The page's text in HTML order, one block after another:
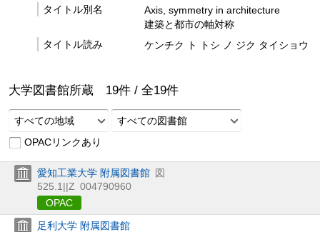
タイトル別名
Axis, symmetry in architecture
建築と都市の軸対称
タイトル読み
ケンチク ト トシ ノ ジク タイショウ
大学図書館所蔵 19件 / 全19件
すべての地域
すべての図書館
OPACリンクあり
愛知工業大学 附属図書館 図
525.1||Z 004790960
OPAC
足利大学 附属図書館